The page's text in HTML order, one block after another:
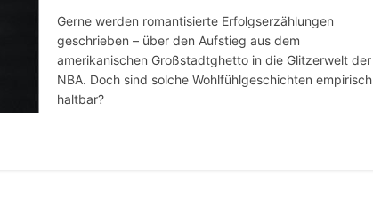
Gerne werden romantisierte Erfolgserzählungen
geschrieben – über den Aufstieg aus dem
amerikanischen Großstadtghetto in die Glitzerwelt der
NBA. Doch sind solche Wohlfühlgeschichten empirisch
haltbar?